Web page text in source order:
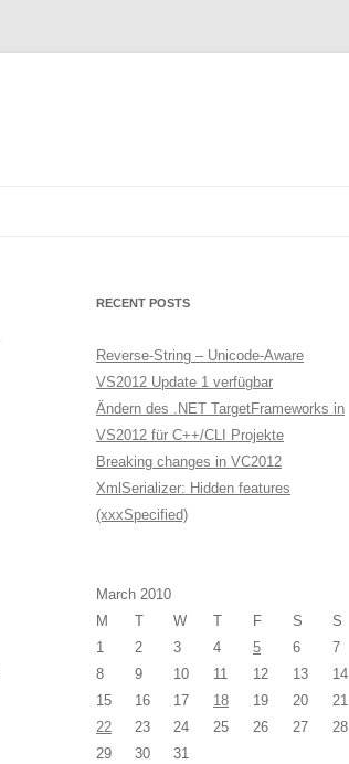
RECENT POSTS
Reverse-String – Unicode-Aware
VS2012 Update 1 verfügbar
Ändern des .NET TargetFrameworks in
VS2012 für C++/CLI Projekte
Breaking changes in VC2012
XmlSerializer: Hidden features
(xxxSpecified)
March 2010
M
T W T F S
S
1
2 3 4 5 6
7
8
9 10 11 12 13
14
15
16 17 18 19 20
21
22
23 24 25 26 27
28
29
30
31